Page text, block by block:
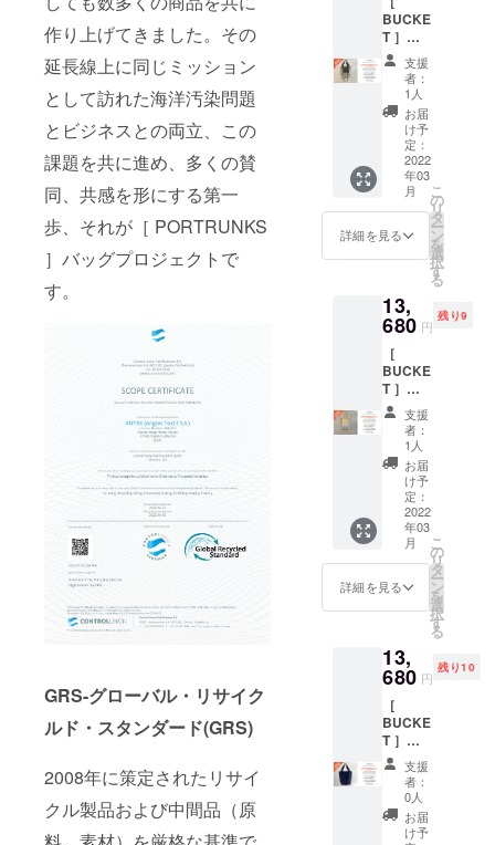
作り上げてきました。その
延長線上に同じミッション
として訪れた海洋汚染問題
とビジネスとの両立、この
課題を共に進め、多くの賛
同、共感を形にする第一
歩、それが［ PORTRUNKS
］バッグプロジェクトで
す。
GRS-グローバル・リサイク
ルド・スタンダード(GRS)
2008年に策定されたリサイ
クル製品および中間品（原
ショル
ダー紐
は結ん
で長さ
調整可
能。
H20×W
32/20×
D14
ショル
ダー約
120cm(
時）
釦で１
タッチ
装着。
ショル
ダー紐
は結ん
で長さ
調整可
能。 一
般販売
を前に
ご支援
いた方
には通
0(商品
￥11,00
0+消費
税
￥1,100
+送料
￥300)
のとこ
ろ消費
税、送
料をこ
ちらで
ご負担
してお
届けし
H20×W
32/20×
ダー約
120cm(
装着
時）
OCEAN
"メッ
セージ
のプリ
ント部
分など
に規格
外生地
として
廃棄処
分予定
だった
ECO
SUEDE
はス
ナップ
タッチ
装着。
ショル
ダー紐
は結ん
で長さ
調整可
能。 一
般販売
を前に
ご支援
いただ
には通
常
￥12,40
￥11,00
0+消費
税
￥1,100
+送料
￥300)
のとこ
ろ消費
税、送
料をこ
ちらで
UNKS
を象徴
する海
洋プラ
スチッ
クゴミ
のリサ
イクル
生地に
リサイ
クルワ
タを詰
めた大
OGETH
ER FOR
A
CLEAN
OCEAN
"メッ
セージ
のプリ
ント部
分など
に規格
外生地
として
廃棄処
分予定
だった
ECO
SUEDE
ンドル
はス
釦で１
タッチ
装着。
ショル
ダー紐
は結ん
で長さ
調整可
BUCKE
T ］
#/vivid
（ヴィ
ヴィッ
ド）バ
ケツ型
のトー
ト＆
ショル
ダー
2way
バッ
グ。限
定10個
お得に
お届け
するプ
ランで
す。 通
常
￥17,10
0（商品
￥15,00
0＋消費
￥1,500
＋送料
￥600）
→20%
OFFの
￥13,68
PORTR
UNKS
を象徴
する海
洋プラ
スチッ
クゴミ
のリサ
イクル
生地に
リサイ
支援
者：
1人
お届
け予
定：
2022
年03
月
詳細を見る
こ
の
リ
タ
ー
ン
を
選
択
す
る
13,
680 円
残り9
［
BUCKE
T ］
c#/multi
（マル
チ）バ
ケツ型
のトー
ト＆
ショル
ダー
2way
バッ
グ。限
定10個
を特別
お届け
するプ
ランで
す。 通
常
￥17,10
0（商品
￥15,00
0＋消費
税
￥1,500
支援
者：
1人
お届
け予
定：
2022
年03
月
詳細を見る
こ
の
リ
タ
ー
ン
を
選
択
す
る
13,
680 円
残り10
［
BUCKE
T ］
c#/navy
（ネイ
ビー）
バケツ
型の
支援
者：
0人
お届
け予